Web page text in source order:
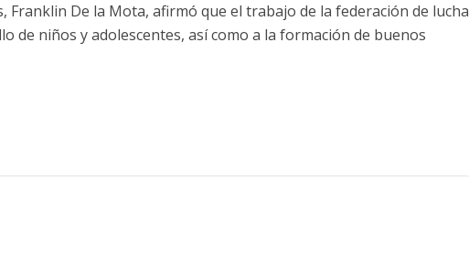
Franklin De la Mota, afirmó que el trabajo de la federación de lucha
de niños y adolescentes, así como a la formación de buenos